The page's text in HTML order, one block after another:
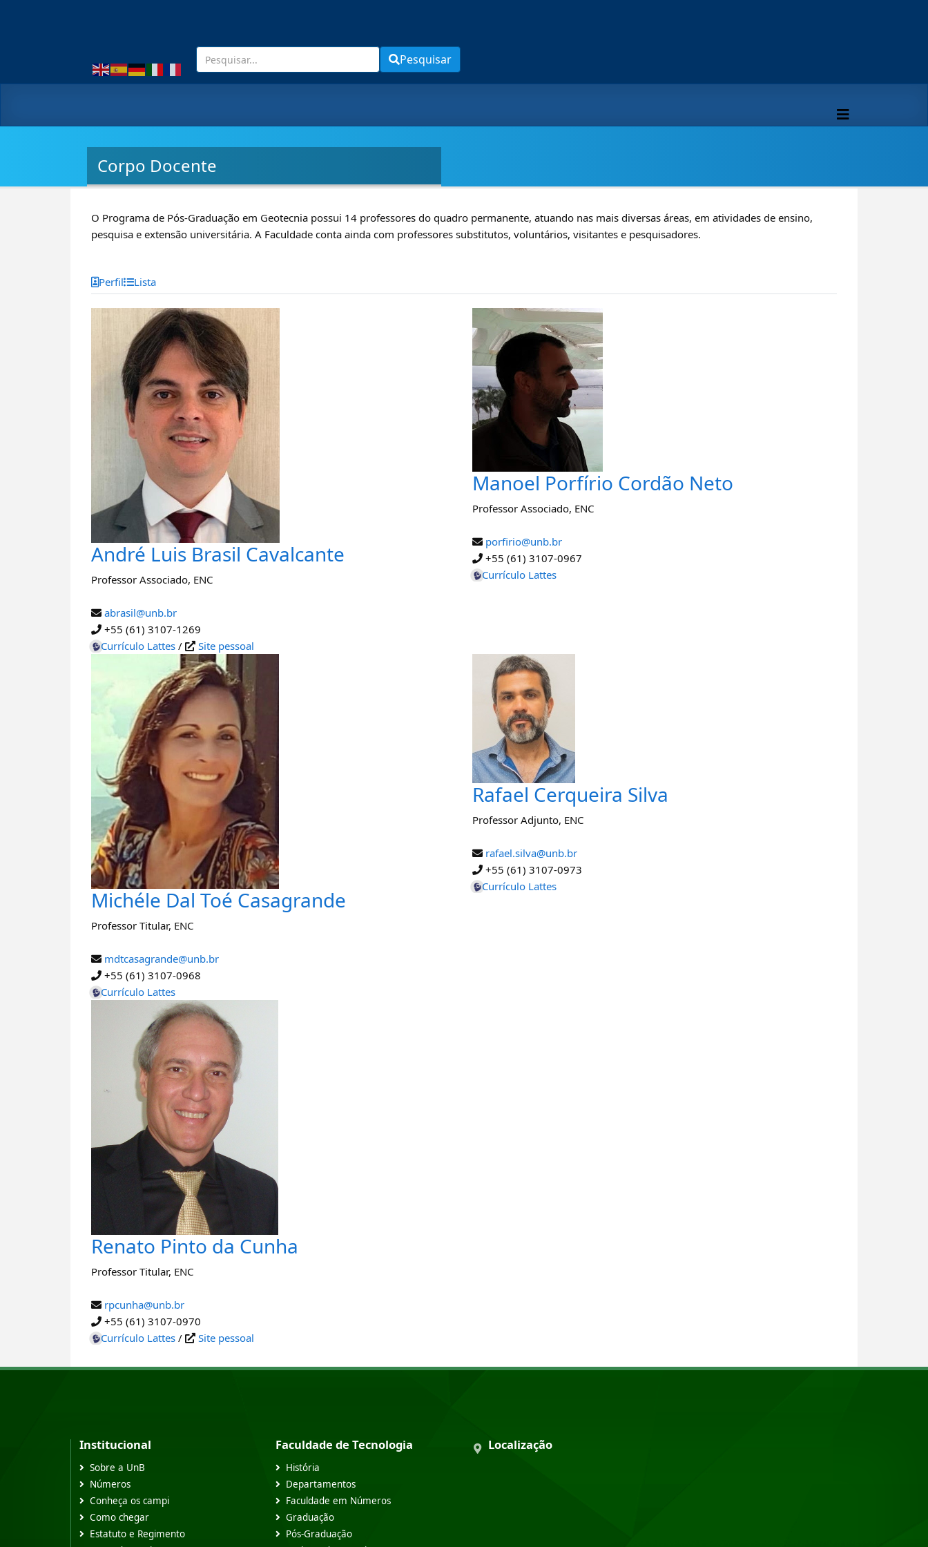
Pesquisar
Corpo Docente
O Programa de Pós-Graduação em Geotecnia possui 14 professores do quadro permanente, atuando nas mais diversas áreas, em atividades de ensino,
pesquisa e extensão universitária. A Faculdade conta ainda com professores substitutos, voluntários, visitantes e pesquisadores.
Perfil Lista
André Luis Brasil Cavalcante
Professor Associado, ENC
abrasil@unb.br
+55 (61) 3107-1269
Currículo Lattes / Site pessoal
Manoel Porfírio Cordão Neto
Professor Associado, ENC
porfirio@unb.br
+55 (61) 3107-0967
Currículo Lattes
Michéle Dal Toé Casagrande
Professor Titular, ENC
mdtcasagrande@unb.br
+55 (61) 3107-0968
Currículo Lattes
Rafael Cerqueira Silva
Professor Adjunto, ENC
rafael.silva@unb.br
+55 (61) 3107-0973
Currículo Lattes
Renato Pinto da Cunha
Professor Titular, ENC
rpcunha@unb.br
+55 (61) 3107-0970
Currículo Lattes / Site pessoal
Institucional
Sobre a UnB
Números
Conheça os campi
Como chegar
Estatuto e Regimento
Faculdade de Tecnologia
História
Departamentos
Faculdade em Números
Graduação
Pós-Graduação
Localização